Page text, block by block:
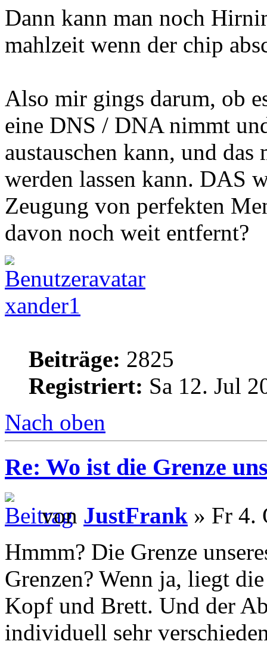
Dann kann man noch
mahlzeit wenn der chip
Also mir gings darum, ob
eine DNS / DNA nimmt
austauschen kann, und
werden lassen kann. DAS
Zeugung von perfekten
davon noch weit entfernt?
xander1
Beiträge: 2825
Registriert: Sa 12. Jul
Nach oben
Re: Wo ist die Grenze
von JustFrank » Fr 4.
Hmmm? Die Grenze
Grenzen? Wenn ja, liegt
Kopf und Brett. Und der
individuell sehr